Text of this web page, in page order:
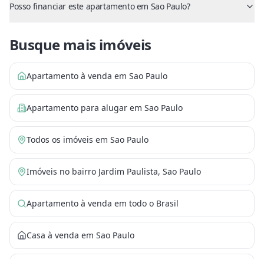
Posso financiar este apartamento em Sao Paulo?
Busque mais imóveis
Apartamento à venda em Sao Paulo
Apartamento para alugar em Sao Paulo
Todos os imóveis em Sao Paulo
Imóveis no bairro Jardim Paulista, Sao Paulo
Apartamento à venda em todo o Brasil
Casa à venda em Sao Paulo